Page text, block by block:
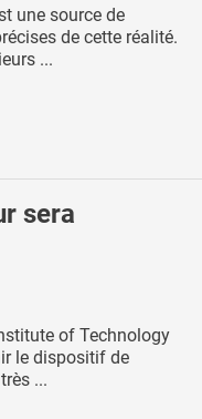
une source de
de cette réalité.
...
sera
of Technology
le dispositif de
...